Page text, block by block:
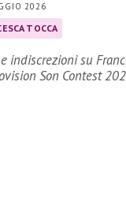
2026
TOCCA
indiscrezioni su
Son Contest